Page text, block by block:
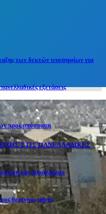
των δεκτών υποψηφίων για
εξετάσεις
προς απόσπαση
ΣΤΙΣ ΠΑΝΕΛΛΑΔΙΚΕΣ
και παράλληλου
θερινούς μήνες